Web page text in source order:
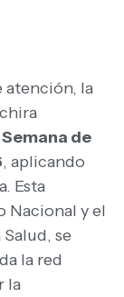
atención, la
Semana de
, aplicando
Esta
Nacional y el
se
la red
la